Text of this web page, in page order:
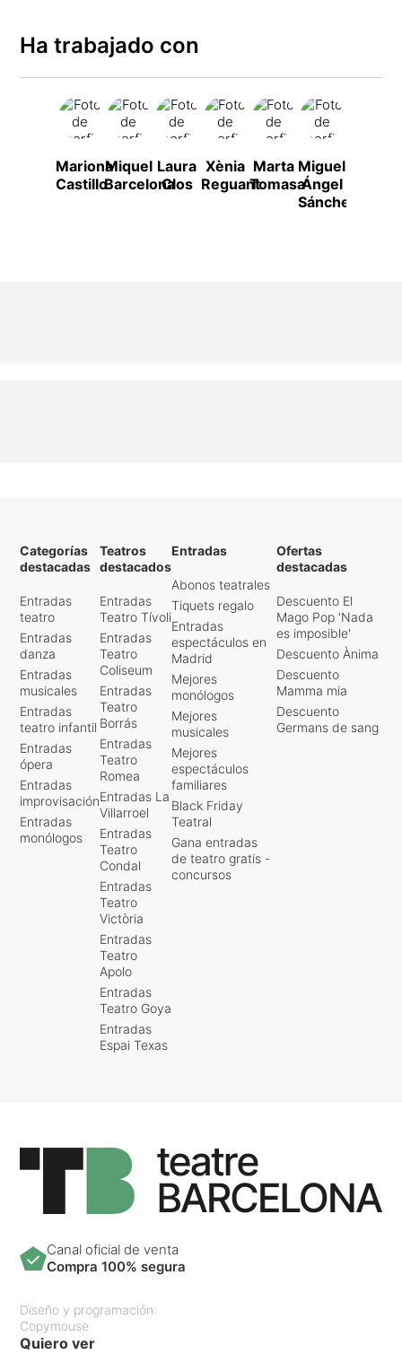
Ha trabajado con
Mariona
Castillo
Miquel
Barcelona
Laura
Clos
Xènia
Reguant
Marta
Tomasa
Miguel
Ángel
Sánchez
Categorías
destacadas
Entradas
teatro
Entradas
danza
Entradas
musicales
Entradas
teatro infantil
Entradas
ópera
Entradas
improvisación
Entradas
monólogos
Teatros
destacados
Entradas
Teatro Tívoli
Entradas
Teatro
Coliseum
Entradas
Teatro
Borrás
Entradas
Teatro
Romea
Entradas La
Villarroel
Entradas
Teatro
Condal
Entradas
Teatro
Victòria
Entradas
Teatro
Apolo
Entradas
Teatro Goya
Entradas
Espai Texas
Entradas
Abonos teatrales
Tiquets regalo
Entradas
espectáculos en
Madrid
Mejores
monólogos
Mejores
musicales
Mejores
espectáculos
familiares
Black Friday
Teatral
Gana entradas
de teatro gratis -
concursos
Ofertas
destacadas
Descuento El
Mago Pop 'Nada
es imposible'
Descuento Ànima
Descuento
Mamma mia
Descuento
Germans de sang
Canal oficial de venta
Compra 100% segura
Diseño y programación:
Copymouse
Quiero ver